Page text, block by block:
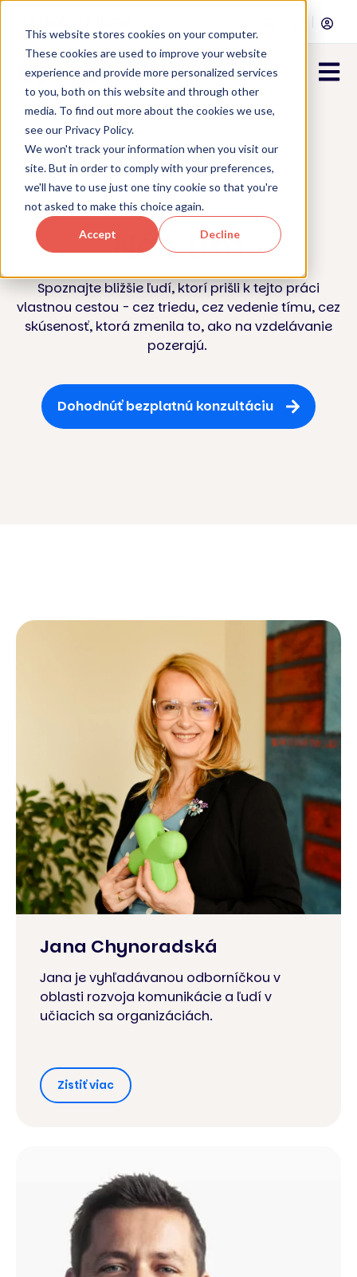
This website stores cookies on your computer.
These cookies are used to improve your website
experience and provide more personalized services
to you, both on this website and through other
media. To find out more about the cookies we use,
see our Privacy Policy.
We won't track your information when you visit our
site. But in order to comply with your preferences,
we'll have to use just one tiny cookie so that you're
not asked to make this choice again.
Accept Decline
/ O nás / Náš tím
Náš tím
Spoznajte bližšie ľudí, ktorí prišli k tejto práci
vlastnou cestou - cez triedu, cez vedenie tímu, cez
skúsenosť, ktorá zmenila to, ako na vzdelávanie
pozerajú.
Dohodnúť bezplatnú konzultáciu
Jana Chynoradská
Jana je vyhľadávanou odborníčkou v
oblasti rozvoja komunikácie a ľudí v
učiacich sa organizáciách.
Zistiť viac